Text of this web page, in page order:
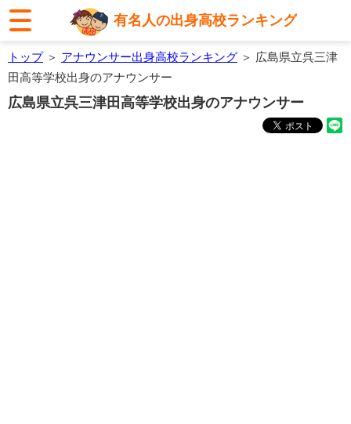
有名人の出身高校ランキング
トップ＞ アナウンサー出身高校ランキング ＞ 広島県立呉三津
田高等学校出身のアナウンサー
広島県立呉三津田高等学校出身のアナウンサー